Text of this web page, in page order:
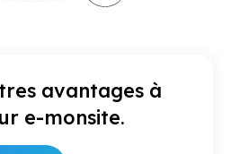
avantages à
e-monsite.